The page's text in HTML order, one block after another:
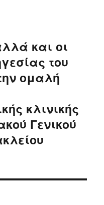
και οι
του
ομαλή
κλινικής
Γενικού